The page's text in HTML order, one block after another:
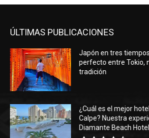
ÚLTIMAS PUBLICACIONES
Japón en tres
perfecto entre Tokio,
tradición
¿Cuál es el mejor
Calpe? Nuestra
Diamante Beach